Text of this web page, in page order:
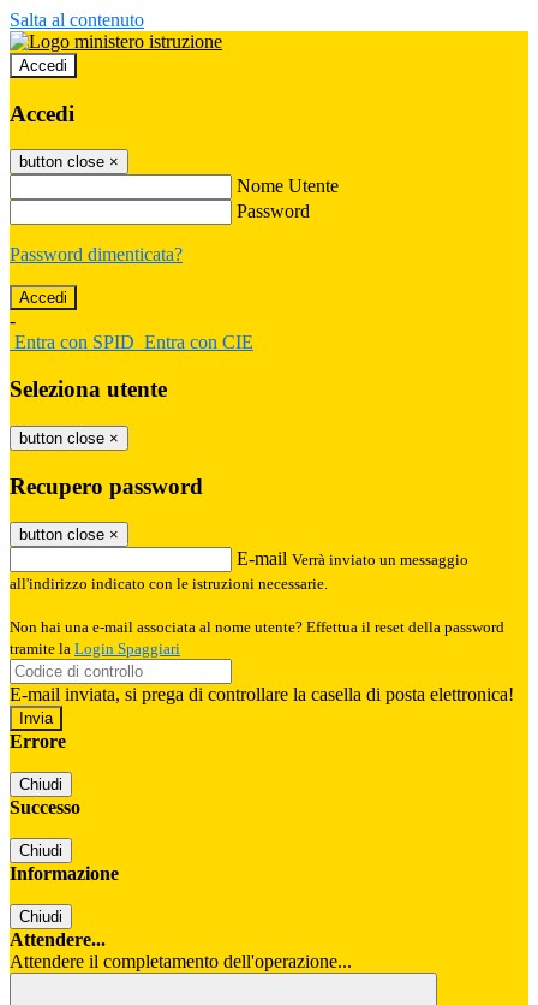
Salta al contenuto
Accedi
Accedi
button close ×
Nome Utente
Password
Password dimenticata?
-
Entra con SPID Entra con CIE
Seleziona utente
button close ×
Recupero password
button close ×
E-mail Verrà inviato un messaggio
all'indirizzo indicato con le istruzioni necessarie.
Non hai una e-mail associata al nome utente? Effettua il reset della password
tramite la Login Spaggiari
E-mail inviata, si prega di controllare la casella di posta elettronica!
Errore
Chiudi
Successo
Chiudi
Informazione
Chiudi
Attendere...
Attendere il completamento dell'operazione...